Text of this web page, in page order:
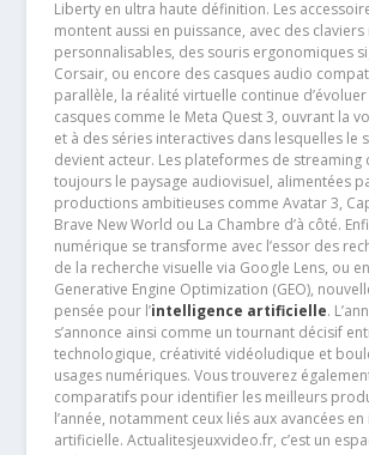
Liberty en ultra haute définition. Les
montent aussi en puissance, avec des
personnalisables, des souris ergonomiques
Corsair, ou encore des casques audio
parallèle, la réalité virtuelle continue
casques comme le Meta Quest 3, ouvrant la
et à des séries interactives dans lesquelles le
devient acteur. Les plateformes de streaming
toujours le paysage audiovisuel, alimentées
productions ambitieuses comme Avatar 3,
Brave New World ou La Chambre d’à côté.
numérique se transforme avec l’essor des
de la recherche visuelle via Google Lens, ou
Generative Engine Optimization (GEO),
pensée pour l’intelligence artificielle.
s’annonce ainsi comme un tournant décisif
technologique, créativité vidéoludique et
usages numériques. Vous trouverez
comparatifs pour identifier les meilleurs
l’année, notamment ceux liés aux avancées
artificielle. Actualitesjeuxvideo.fr, c’est un